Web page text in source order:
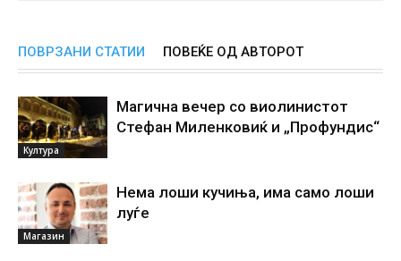
ПОВРЗАНИ СТАТИИ ПОВЕЌЕ ОД АВТОРОТ
Култура
Магична вечер со виолинистот
Стефан Миленковиќ и „Профундис“
Магазин
Нема лоши кучиња, има само лоши
луѓе